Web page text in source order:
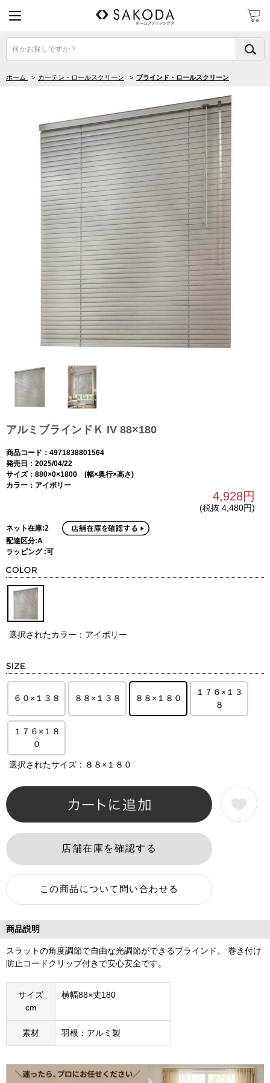
何かお探しですか？
ホーム > カーテン・ロールスクリーン > ブラインド・ロールスクリーン
アルミブラインドＫ IV 88×180
商品コード：4971838801564
発売日：2025/04/22
サイズ：880×0×1800 (幅×奥行×高さ)
カラー：アイボリー
4,928円
(税抜 4,480円)
ネット在庫:2
配達区分:A
ラッピング :可
選択されたカラー：アイボリー
６０×１３８ ８８×１３８ ８８×１８０
１７６×１３
８
１７６×１８
０
選択されたサイズ：８８×１８０
商品説明
スラットの角度調節で自由な光調節ができるブラインド。 巻き付け
防止コードクリップ付きで安心安全です。
サイズ
cm
横幅88×丈180
素材 羽根：アルミ製